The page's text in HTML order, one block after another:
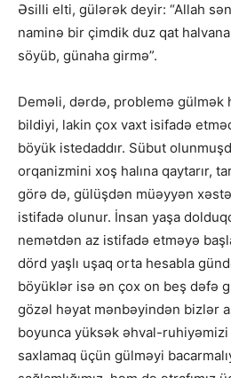
Əsilli elti, gülərək deyir: “Allah
naminə bir çimdik duz qat
söyüb, günaha girmə”.
Deməli, dərdə, problemə gülmək
bildiyi, lakin çox vaxt isifadə
böyük istedaddır. Sübut
orqanizmini xoş halına qaytarır,
görə də, gülüşdən müəyyən
istifadə olunur. İnsan yaşa
nemətdən az istifadə etməyə
dörd yaşlı uşaq orta hesabla
böyüklər isə ən çox on beş dəfə
gözəl həyat mənbəyindən bizlər
boyunca yüksək əhval-
saxlamaq üçün gülməyi